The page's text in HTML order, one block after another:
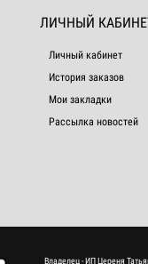
ЛИЧНЫЙ
Личный кабинет
История заказов
Мои закладки
Рассылка новостей
Владелец - ИП Цереня